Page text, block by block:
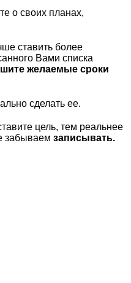
о своих планах,
ставить более
Вами списка
желаемые сроки
сделать ее.
цель, тем реальнее
забываем записывать.